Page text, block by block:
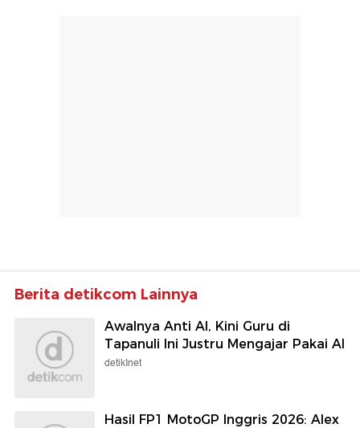
Berita detikcom Lainnya
Awalnya Anti AI, Kini Guru di
Tapanuli Ini Justru Mengajar Pakai AI
detikInet
Hasil FP1 MotoGP Inggris 2026: Alex